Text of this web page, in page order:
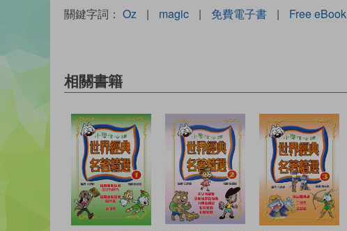
關鍵字詞： Oz | magic | 免費電子書 | Free eBook
相關書籍